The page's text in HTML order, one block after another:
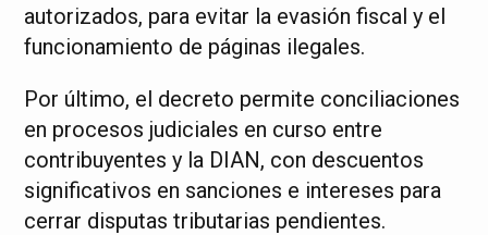
autorizados, para evitar la evasión fiscal y el
funcionamiento de páginas ilegales.
Por último, el decreto permite conciliaciones
en procesos judiciales en curso entre
contribuyentes y la DIAN, con descuentos
significativos en sanciones e intereses para
cerrar disputas tributarias pendientes.